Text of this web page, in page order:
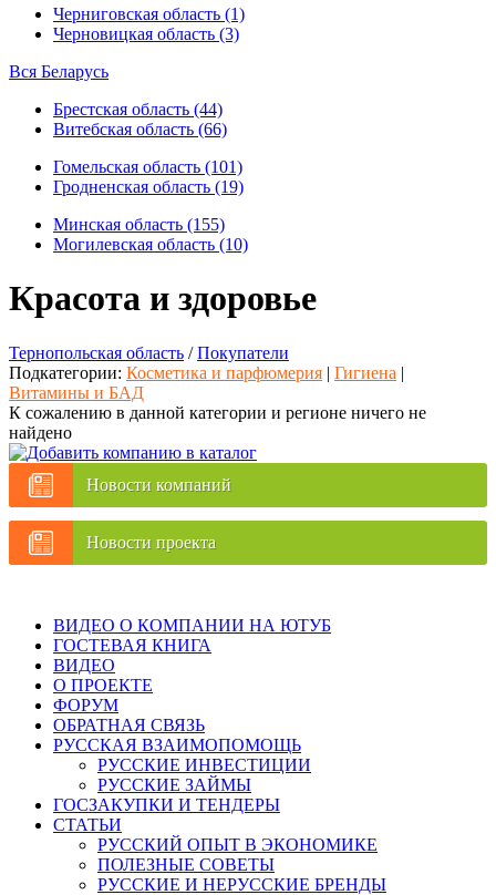
Черниговская область (1)
Черновицкая область (3)
Вся Беларусь
Брестская область (44)
Витебская область (66)
Гомельская область (101)
Гродненская область (19)
Минская область (155)
Могилевская область (10)
Красота и здоровье
Тернопольская область /Покупатели
Подкатегории: Косметика и парфюмерия | Гигиена |
Витамины и БАД
К сожалению в данной категории и регионе ничего не
найдено
Новости компаний
Новости проекта
ВИДЕО О КОМПАНИИ НА ЮТУБ
ГОСТЕВАЯ КНИГА
ВИДЕО
О ПРОЕКТЕ
ФОРУМ
ОБРАТНАЯ СВЯЗЬ
РУССКАЯ ВЗАИМОПОМОЩЬ
РУССКИЕ ИНВЕСТИЦИИ
РУССКИЕ ЗАЙМЫ
ГОСЗАКУПКИ И ТЕНДЕРЫ
СТАТЬИ
РУССКИЙ ОПЫТ В ЭКОНОМИКЕ
ПОЛЕЗНЫЕ СОВЕТЫ
РУССКИЕ И НЕРУССКИЕ БРЕНДЫ